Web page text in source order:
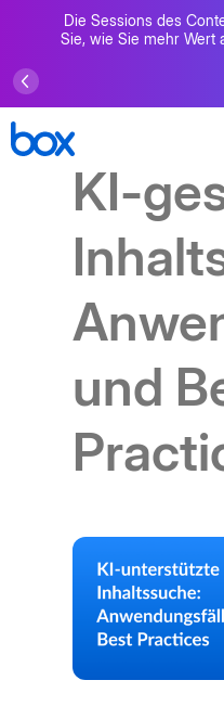
Die Sessions des
Sie, wie Sie mehr
KI-
und